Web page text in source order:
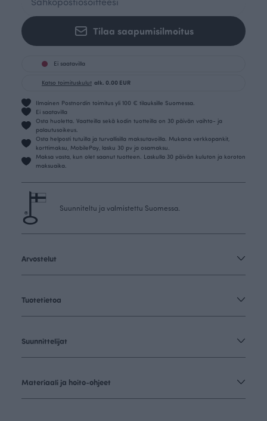
Tilaa saapumisilmoitus
Ei saatavilla
Katso toimituskulut alk. 0.00 EUR
Ilmainen Postnordin toimitus yli 100 € tilauksille Suomessa.
Ei saatavilla
Osta huoletta. Vaatteilla sekä kodin tuotteilla on 30 päivän vaihto- ja
palautusoikeus.
Osta helposti tutuilla ja turvallisilla maksutavoilla. Mukana verkkopankit,
korttimaksu, MobilePay, lasku 30 pv ja osamaksu.
Maksa vasta, kun olet saanut tuotteen. Laskulla 30 päivän kuluton ja koroton
maksuaika.
Suunniteltu ja valmistettu Suomessa.
Arvostelut
Tuotetietoa
Suunnittelijat
Materiaali ja hoito-ohjeet